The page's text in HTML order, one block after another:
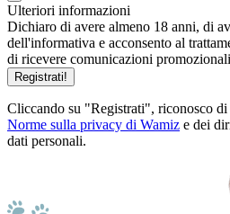
Ulteriori informazioni
Dichiaro di avere almeno 18 anni, di
dell'informativa e acconsento al
di ricevere comunicazioni
Registrati!
Cliccando su "Registrati", riconosco di
Norme sulla privacy di Wamiz e dei
dati personali.